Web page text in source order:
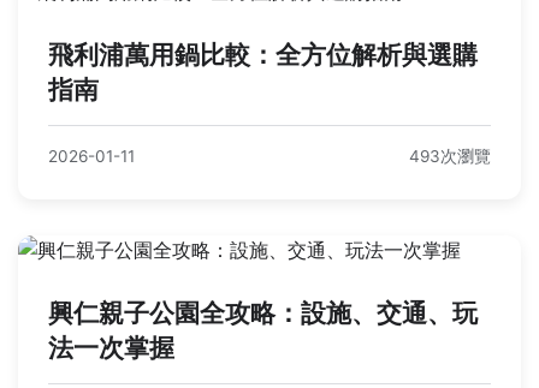
飛利浦萬用鍋比較：全方位解析與選購
指南
2026-01-11 493次瀏覽
興仁親子公園全攻略：設施、交通、玩
法一次掌握